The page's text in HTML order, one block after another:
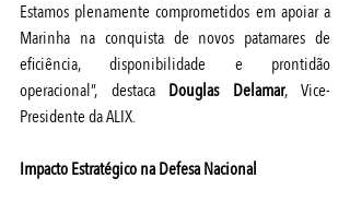
Estamos plenamente comprometidos em apoiar a
Marinha na conquista de novos patamares de
eficiência, disponibilidade e prontidão
operacional”, destaca Douglas Delamar, Vice-
Presidente da ALIX.
Impacto Estratégico na Defesa Nacional